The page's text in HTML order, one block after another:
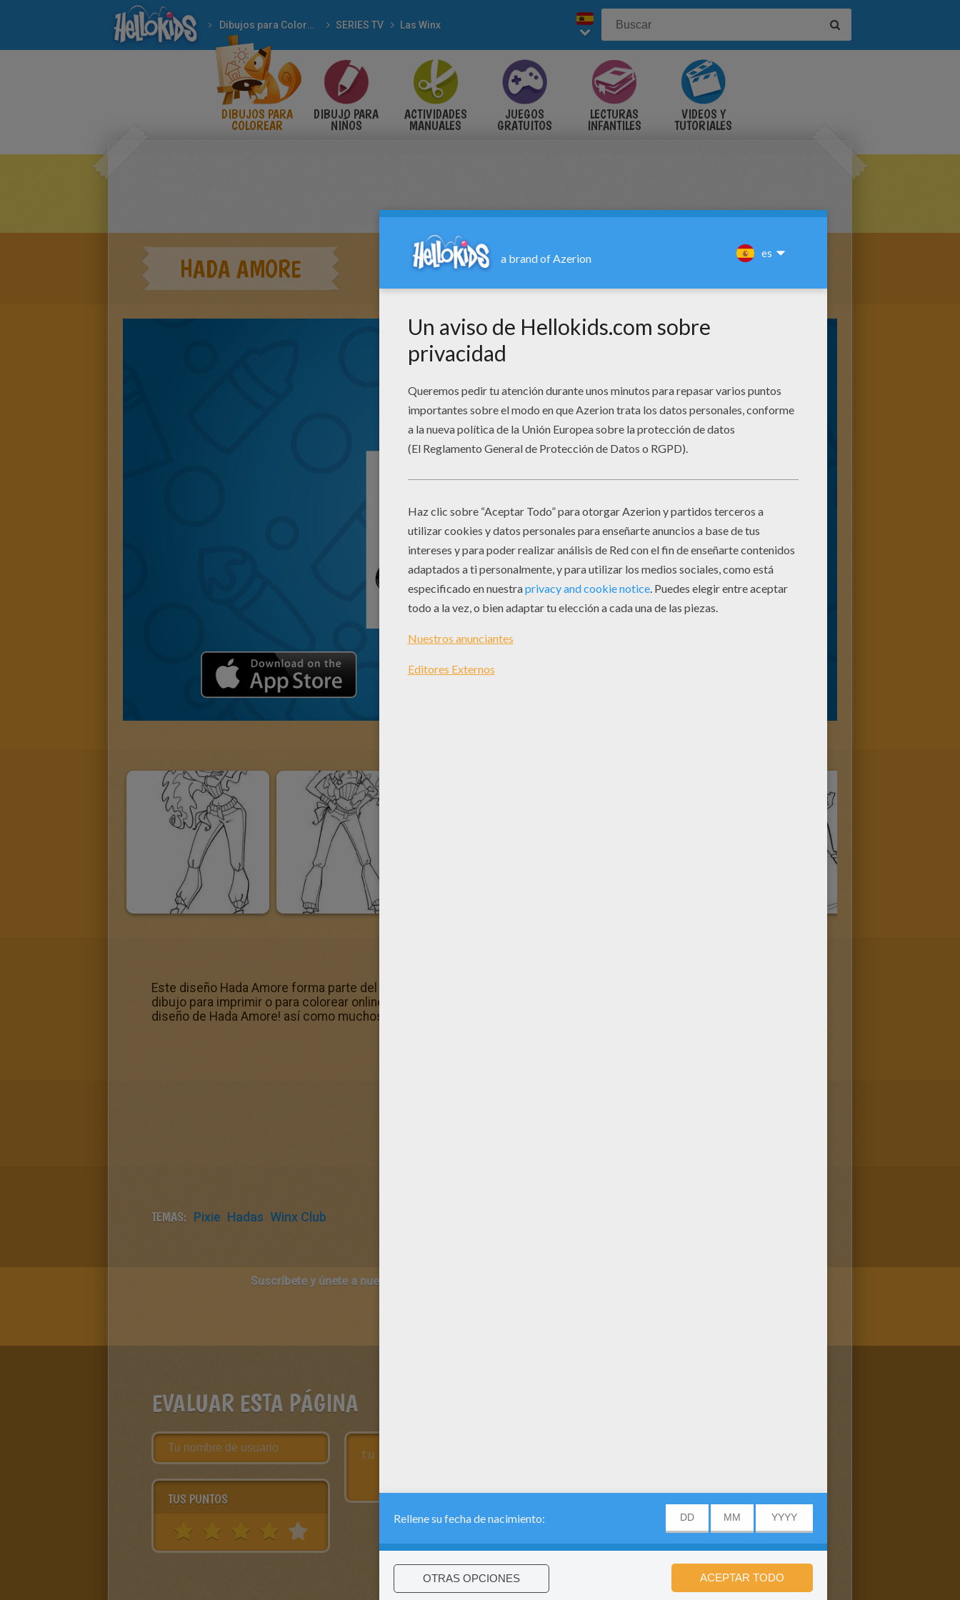
Dibujos para Colorear SERIES TV Las Winx
DIBUJOS PARA
COLOREAR
DIBUJO PARA
NIÑOS
ACTIVIDADES
MANUALES
JUEGOS
GRATUITOS
LECTURAS
INFANTILES
VIDEOS Y
TUTORIALES
HADA AMORE
Este diseño Hada Amore forma parte del conjunto de Las Winx para colorear que te proponemos en Hellokids. Es un
dibujo para imprimir o para colorear online. ¿Eres fan número uno del dibujo para colorear? ¡También te gustará este
diseño de Hada Amore! así como muchos otros dibujos del mismo tema en el canal Las Winx para colorear
TEMAS: Pixie Hadas Winx Club
Suscríbete y únete a nuestro canal de vídeos para niños en Youtube:
EVALUAR ESTA PÁGINA
TUS PUNTOS